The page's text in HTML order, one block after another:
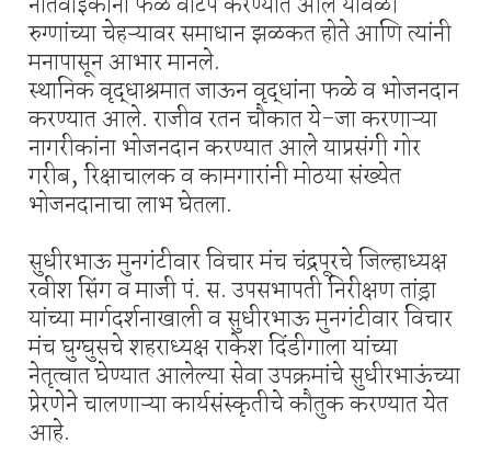
रुग्णांच्या चेहऱ्यावर समाधान झळकत होते आणि त्यांनी
मनापासून आभार मानले.
स्थानिक वृद्धाश्रमात जाऊन वृद्धांना फळे व भोजनदान
करण्यात आले. राजीव रतन चौकात ये-जा करणाऱ्या
नागरीकांना भोजनदान करण्यात आले याप्रसंगी गोर
गरीब, रिक्षाचालक व कामगारांनी मोठया संख्येत
भोजनदानाचा लाभ घेतला.
सुधीरभाऊ मुनगंटीवार विचार मंच चंद्रपूरचे जिल्हाध्यक्ष
रवीश सिंग व माजी पं. स. उपसभापती निरीक्षण तांड्रा
यांच्या मार्गदर्शनाखाली व सुधीरभाऊ मुनगंटीवार विचार
मंच घुग्घुसचे शहराध्यक्ष राकेश दिंडीगाला यांच्या
नेतृत्वात घेण्यात आलेल्या सेवा उपक्रमांचे सुधीरभाऊंच्या
प्रेरणेने चालणाऱ्या कार्यसंस्कृतीचे कौतुक करण्यात येत
आहे.